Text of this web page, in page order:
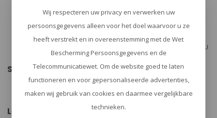
Lichtstanden:
NIVEAU 2 (lumen) 120 | Looptijd NIVEAU 2 20 uur
NIVEAU 3 (lumen) 30 | Looptijd NIVEAU 3 75 uur
NIVEAU 4 (lumen) 1 lumen (vlammend) | Looptijd NIVEAU
4 80 uur (vlammend)
Specificaties:
Gewicht: 347 gram
Lichaamsdiameter: 66 mm
Gebruik kamperen, decoratie, thuisfeest, picknick, wandelen
Leveringsomvang:
Wij respecteren uw privacy en verwerken uw
persoonsgegevens alleen voor het doel waarvoor u ze
heeft verstrekt en in overeenstemming met de Wet
Bescherming Persoonsgegevens en de
Telecommunicatiewet. Om de website goed te laten
functioneren en voor gepersonaliseerde advertenties,
maken wij gebruik van cookies en daarmee vergelijkbare
technieken.